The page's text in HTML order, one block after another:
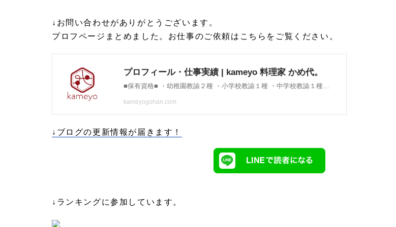
↓お問い合わせがありがとうございます。
プロフページまとめました。お仕事のご依頼はこちらをご覧ください。
↓ブログの更新情報が届きます！
↓ランキングに参加しています。